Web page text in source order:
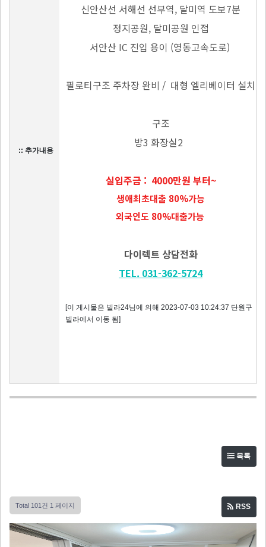
:: 추가내용
신안산선 서해선 선부역, 달미역 도보7분
정지공원, 달미공원 인접
서안산 IC 진입 용이 (영동고속도로)
필로티구조 주차장 완비 / 대형 엘리베이터 설치
구조
방3 화장실2
실입주금 : 4000만원 부터~
생애최초대출 80%가능
외국인도 80%대출가능
다이렉트 상담전화
TEL. 031-362-5724
[이 게시물은 빌라24님에 의해 2023-07-03 10:24:37 단원구
빌라에서 이동 됨]
목록
Total 101건 1 페이지 RSS